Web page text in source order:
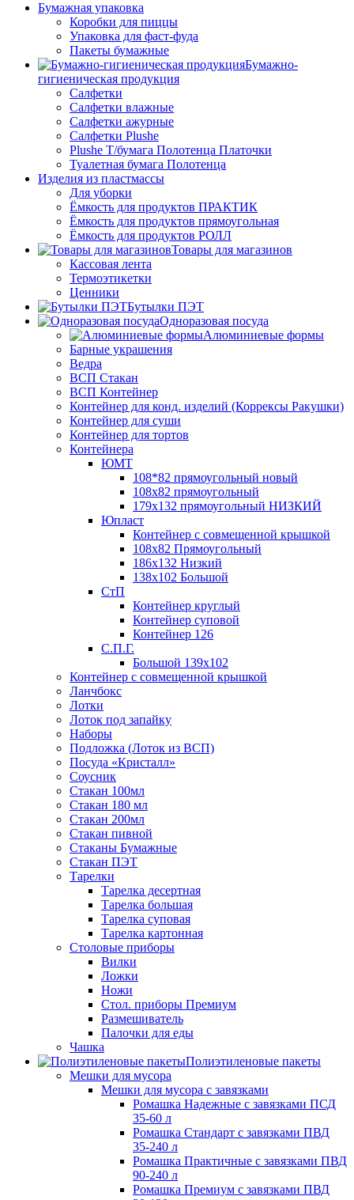
Бумажная упаковка
Коробки для пиццы
Упаковка для фаст-фуда
Пакеты бумажные
Бумажно-
гигиеническая продукция
Салфетки
Салфетки влажные
Салфетки ажурные
Салфетки Plushe
Plushe Т/бумага Полотенца Платочки
Туалетная бумага Полотенца
Изделия из пластмассы
Для уборки
Ёмкость для продуктов ПРАКТИК
Ёмкость для продуктов прямоугольная
Ёмкость для продуктов РОЛЛ
Товары для магазинов
Кассовая лента
Термоэтикетки
Ценники
Бутылки ПЭТ
Одноразовая посуда
Алюминиевые формы
Барные украшения
Ведра
ВСП Стакан
ВСП Контейнер
Контейнер для конд. изделий (Коррексы Ракушки)
Контейнер для суши
Контейнер для тортов
Контейнера
ЮМТ
108*82 прямоугольный новый
108х82 прямоугольный
179х132 прямоугольный НИЗКИЙ
Юпласт
Контейнер с совмещенной крышкой
108х82 Прямоугольный
186х132 Низкий
138х102 Большой
СтП
Контейнер круглый
Контейнер суповой
Контейнер 126
С.П.Г.
Большой 139х102
Контейнер с совмещенной крышкой
Ланчбокс
Лотки
Лоток под запайку
Наборы
Подложка (Лоток из ВСП)
Посуда «Кристалл»
Соусник
Стакан 100мл
Стакан 180 мл
Стакан 200мл
Стакан пивной
Стаканы Бумажные
Стакан ПЭТ
Тарелки
Тарелка десертная
Тарелка большая
Тарелка суповая
Тарелка картонная
Столовые приборы
Вилки
Ложки
Ножи
Стол. приборы Премиум
Размешиватель
Палочки для еды
Чашка
Полиэтиленовые пакеты
Мешки для мусора
Мешки для мусора с завязками
Ромашка Надежные с завязками ПСД
35-60 л
Ромашка Стандарт с завязками ПВД
35-240 л
Ромашка Практичные с завязками ПВД
90-240 л
Ромашка Премиум с завязками ПВД